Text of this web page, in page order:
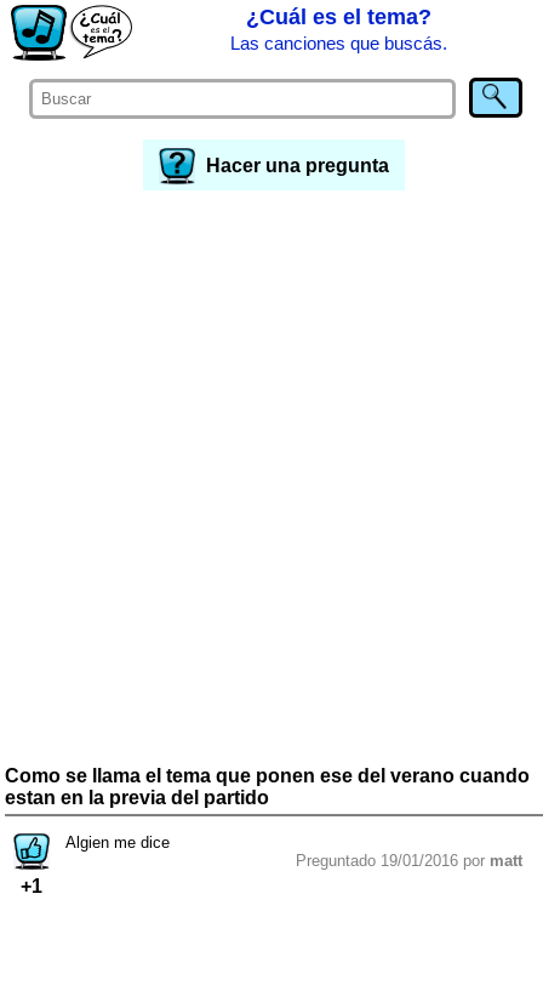
¿Cuál es el tema?
Las canciones que buscás.
Hacer una pregunta
Como se llama el tema que ponen ese del verano cuando
estan en la previa del partido
+1
Algien me dice
Preguntado 19/01/2016 por matt